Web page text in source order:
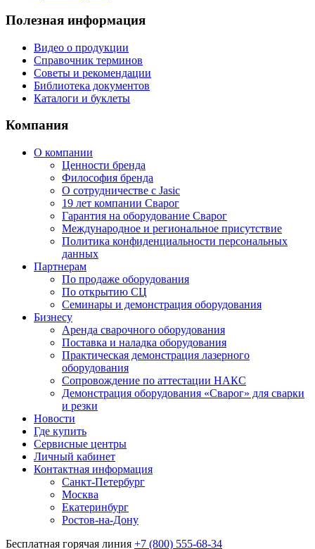
Полезная информация
Видео о продукции
Справочник терминов
Советы и рекомендации
Библиотека документов
Каталоги и буклеты
Компания
О компании
Ценности бренда
Философия бренда
О сотрудничестве с Jasic
19 лет компании Сварог
Гарантия на оборудование Сварог
Международное и региональное присутствие
Политика конфиденциальности персональных
данных
Партнерам
По продаже оборудования
По открытию СЦ
Семинары и демонстрация оборудования
Бизнесу
Аренда сварочного оборудования
Поставка и наладка оборудования
Практическая демонстрация лазерного
оборудования
Сопровождение по аттестации НАКС
Демонстрация оборудования «Сварог» для сварки
и резки
Новости
Где купить
Сервисные центры
Личный кабинет
Контактная информация
Санкт-Петербург
Москва
Екатеринбург
Ростов-на-Дону
Бесплатная горячая линия +7 (800) 555-68-34